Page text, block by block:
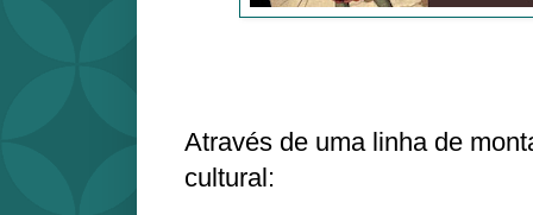
Através de uma linha de
cultural: